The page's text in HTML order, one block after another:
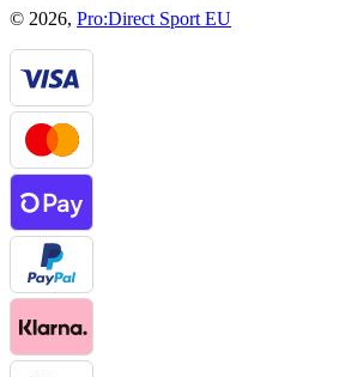
© 2026, Pro:Direct Sport EU